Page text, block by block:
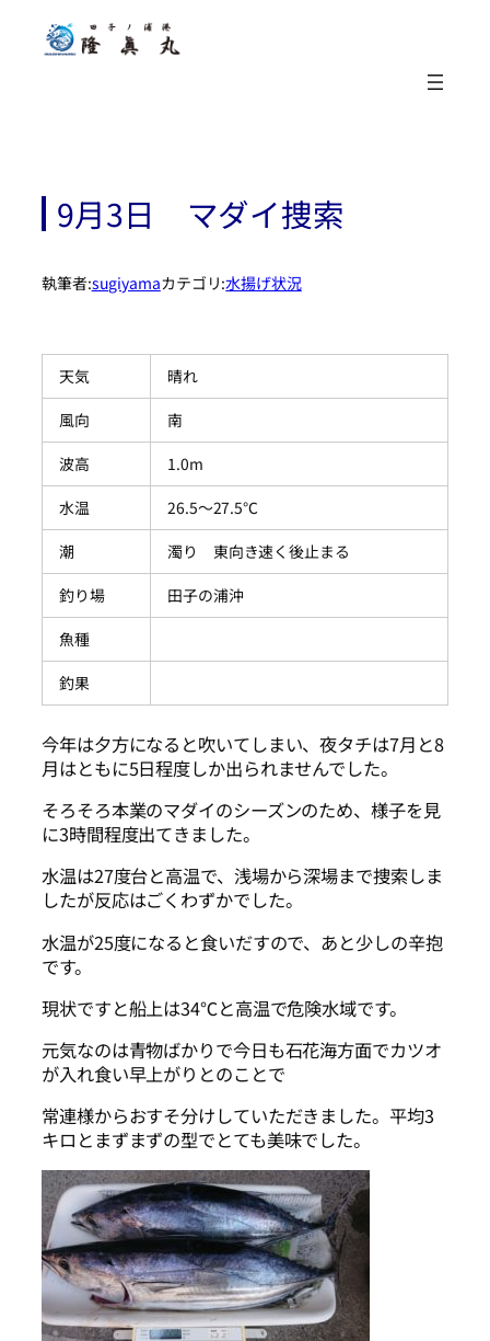
9月3日 マダイ捜索
執筆者:sugiyamaカテゴリ:水揚げ状況
天気
晴れ
風向
南
波高
1.0m
水温
26.5～27.5℃
潮
濁り 東向き速く後止まる
釣り場
田子の浦沖
魚種
釣果
今年は夕方になると吹いてしまい、夜タチは7月と8
月はともに5日程度しか出られませんでした。
そろそろ本業のマダイのシーズンのため、様子を見
に3時間程度出てきました。
水温は27度台と高温で、浅場から深場まで捜索しま
したが反応はごくわずかでした。
水温が25度になると食いだすので、あと少しの辛抱
です。
現状ですと船上は34℃と高温で危険水域です。
元気なのは青物ばかりで今日も石花海方面でカツオ
が入れ食い早上がりとのことで
常連様からおすそ分けしていただきました。平均3
キロとまずまずの型でとても美味でした。